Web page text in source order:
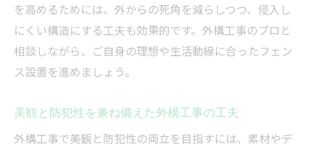
を高めるためには、外からの死角を減らしつつ、侵入し
にくい構造にする工夫も効果的です。外構工事のプロと
相談しながら、ご自身の理想や生活動線に合ったフェン
ス設置を進めましょう。
美観と防犯性を兼ね備えた外構工事の工夫
外構工事で美観と防犯性の両立を目指すには、素材やデ